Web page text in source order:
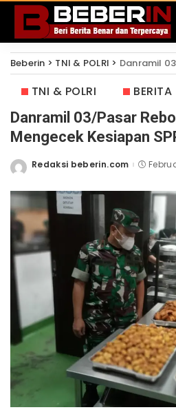
Beberin > TNI & POLRI > Danramil 03/Pasar
TNI & POLRI BERITA
Danramil 03/Pasar
Mengecek Kesiapan
Posted
Redaksi beberin.com